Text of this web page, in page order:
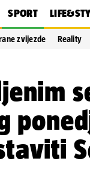
SPORT
zvijezde Reality